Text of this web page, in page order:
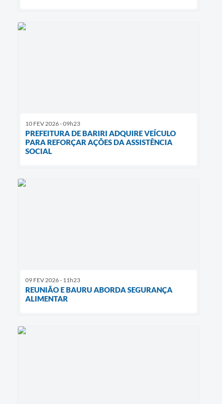
10 FEV 2026 - 09h23
PREFEITURA DE BARIRI ADQUIRE VEÍCULO
PARA REFORÇAR AÇÕES DA ASSISTÊNCIA
SOCIAL
09 FEV 2026 - 11h23
REUNIÃO E BAURU ABORDA SEGURANÇA
ALIMENTAR